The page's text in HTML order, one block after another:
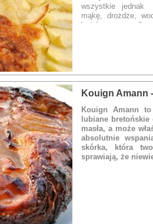
wszystkie jednak
mąkę, drożdże,
każdym
kiedy
Bretanii.
ciastem maślanym
Rodzaj dania: Ciasto
Kouign Amann
Kouign Amann
lubiane
masła, a może
absolutnie
skórka, która
sprawiają, że